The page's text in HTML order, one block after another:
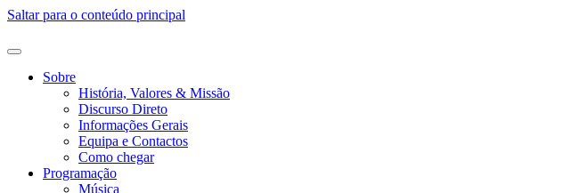
Saltar para o conteúdo principal
Sobre
História, Valores & Missão
Discurso Direto
Informações Gerais
Equipa e Contactos
Como chegar
Programação
Música